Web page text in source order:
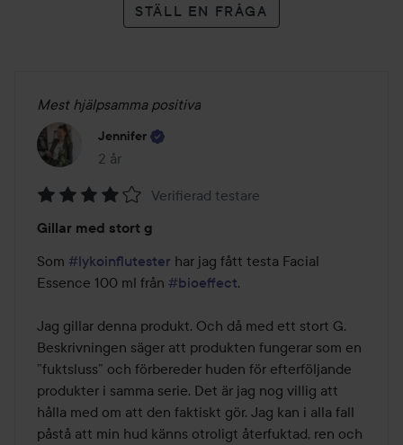
STÄLL EN FRÅGA
Mest hjälpsamma positiva
Jennifer
2 år
Inlägget skapades 2 år
4
av
5
Verifierad testare
Gillar med stort g
Som #lykoinflutester har jag fått testa Facial
Essence 100 ml från #bioeffect.
Jag gillar denna produkt. Och då med ett stort G.
Beskrivningen säger att produkten fungerar som en
”fuktsluss” och förbereder huden för efterföljande
produkter i samma serie. Det är jag nog villig att
hålla med om att den faktiskt gör. Jag kan i alla fall
påstå att min hud känns otroligt återfuktad, ren och